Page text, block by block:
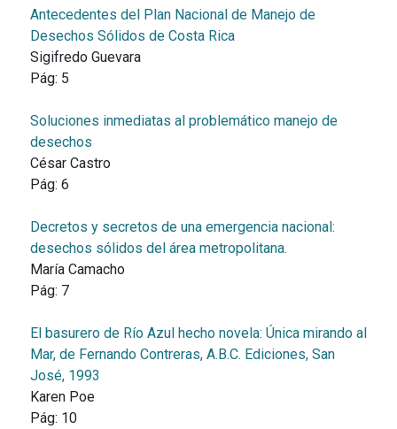
Antecedentes del Plan Nacional de Manejo de
Desechos Sólidos de Costa Rica
Sigifredo Guevara
Pág: 5
Soluciones inmediatas al problemático manejo de
desechos
César Castro
Pág: 6
Decretos y secretos de una emergencia nacional:
desechos sólidos del área metropolitana.
María Camacho
Pág: 7
El basurero de Río Azul hecho novela: Única mirando al
Mar, de Fernando Contreras, A.B.C. Ediciones, San
José, 1993
Karen Poe
Pág: 10